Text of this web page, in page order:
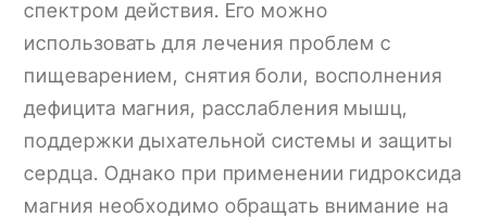
спектром действия. Его можно
использовать для лечения проблем с
пищеварением, снятия боли, восполнения
дефицита магния, расслабления мышц,
поддержки дыхательной системы и защиты
сердца. Однако при применении гидроксида
магния необходимо обращать внимание на